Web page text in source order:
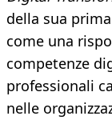
della sua
come una
competenze
professionali
nelle